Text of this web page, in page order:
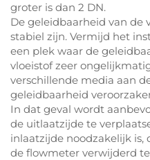
groter is dan 2 DN.
De geleidbaarheid van de
stabiel zijn. Vermijd het
een plek waar de
vloeistof zeer
verschillende media aan
geleidbaarheid
In dat geval wordt
de uitlaatzijde te
inlaatzijde noodzakelijk
de flowmeter verwijderd